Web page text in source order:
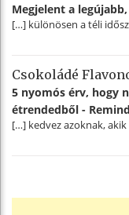
Megjelent a
[…] különösen a téli
Csokoládé
5 nyomós érv, hogy
étrendedből - Remind
[…] kedvez azoknak,